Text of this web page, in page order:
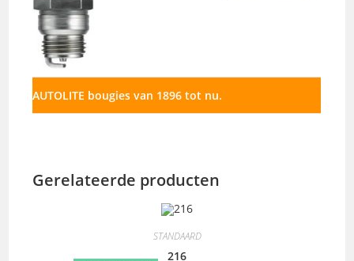
AUTOLITE bougies van 1896 tot nu.
Gerelateerde producten
STANDAARD
216